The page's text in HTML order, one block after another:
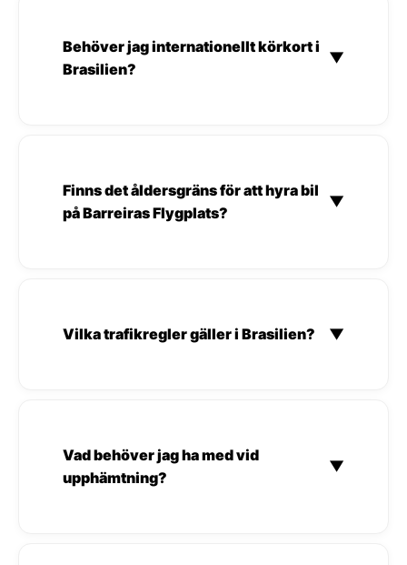
Behöver jag internationellt körkort i
Brasilien?
▼
Finns det åldersgräns för att hyra bil
på Barreiras Flygplats?
▼
Vilka trafikregler gäller i Brasilien? ▼
Vad behöver jag ha med vid
upphämtning?
▼